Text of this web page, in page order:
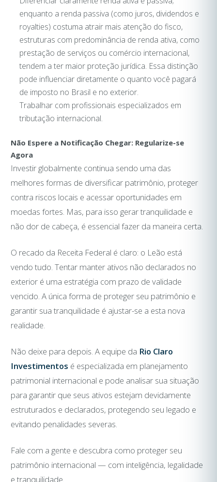
enquanto a renda passiva (como juros, dividendos e
royalties) costuma atrair mais atenção do fisco,
estruturas com predominância de renda ativa, como
prestação de serviços ou comércio internacional,
tendem a ter maior proteção jurídica. Essa distinção
pode influenciar diretamente o quanto você pagará
de imposto no Brasil e no exterior.
Trabalhar com profissionais especializados em
tributação internacional.
Não Espere a Notificação Chegar: Regularize-se
Agora
Investir globalmente continua sendo uma das
melhores formas de diversificar patrimônio, proteger
contra riscos locais e acessar oportunidades em
moedas fortes. Mas, para isso gerar tranquilidade e
não dor de cabeça, é essencial fazer da maneira certa.
O recado da Receita Federal é claro: o Leão está
vendo tudo. Tentar manter ativos não declarados no
exterior é uma estratégia com prazo de validade
vencido. A única forma de proteger seu patrimônio e
garantir sua tranquilidade é ajustar-se a esta nova
realidade.
Não deixe para depois. A equipe da Rio Claro
Investimentos é especializada em planejamento
patrimonial internacional e pode analisar sua situação
para garantir que seus ativos estejam devidamente
estruturados e declarados, protegendo seu legado e
evitando penalidades severas.
Fale com a gente e descubra como proteger seu
patrimônio internacional — com inteligência, legalidade
e tranquilidade.